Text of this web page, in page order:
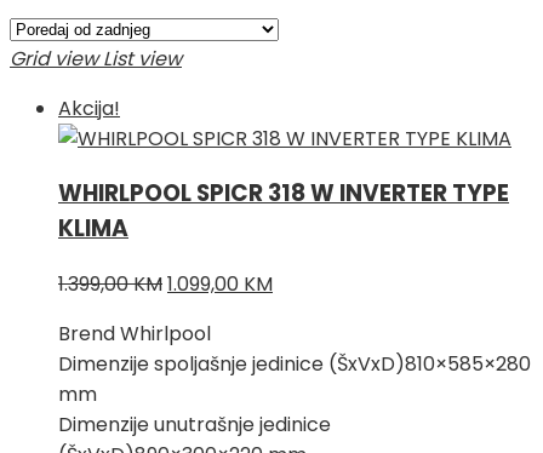
najnovijem
Grid view List view
Akcija!
WHIRLPOOL SPICR 318 W INVERTER TYPE
KLIMA
1.399,00KMIzvorna
bila
je:
1.099,00 KMTrenutna
1.099,00 KM.
Brend Whirlpool
Dimenzije spoljašnje jedinice (ŠxVxD)810×585×280
mm
Dimenzije unutrašnje jedinice